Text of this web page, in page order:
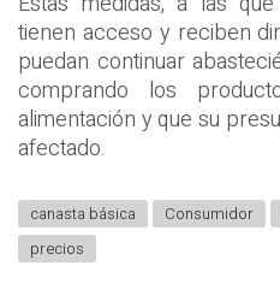
tienen acceso y reciben
puedan continuar
comprando los
alimentación y que su
afectado.
canasta básica Consumidor
precios